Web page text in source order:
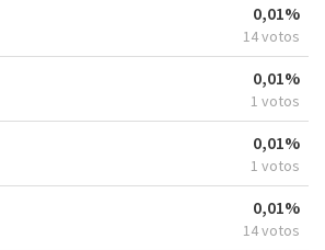
0,01%
14 votos
0,01%
1 votos
0,01%
1 votos
0,01%
14 votos